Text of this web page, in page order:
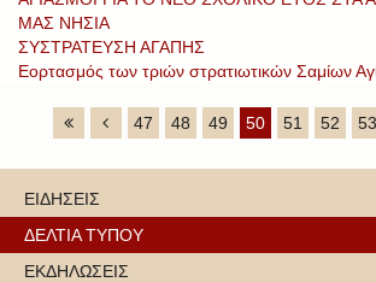
ΜΑΣ ΝΗΣΙΑ
ΣΥΣΤΡΑΤΕΥΣΗ ΑΓΑΠΗΣ
Εορτασμός των τριών στρατιωτικών Σαμίων
47 48 49 50 51 52 53
ΕΙΔΗΣΕΙΣ
ΔΕΛΤΙΑ ΤΥΠΟΥ
ΕΚΔΗΛΩΣΕΙΣ